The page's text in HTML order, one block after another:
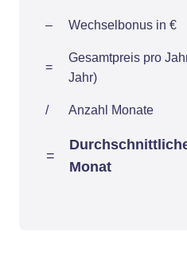
– Wechselbonus in €
=
Gesamtpreis pro
Jahr)
/ Anzahl Monate
=
Monat